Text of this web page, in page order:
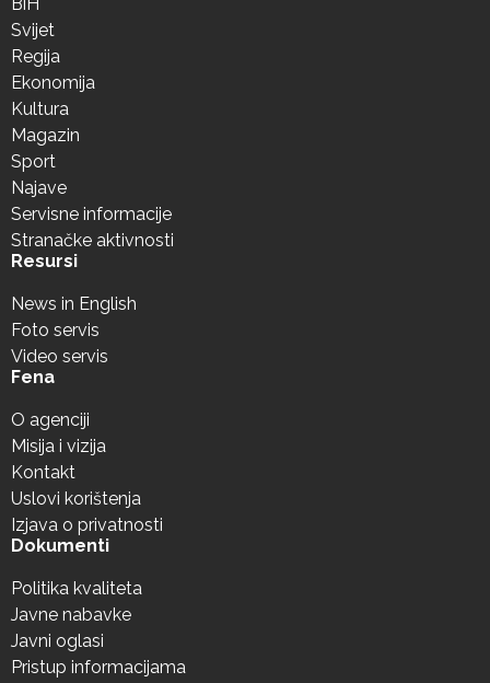
Svijet
Regija
Ekonomija
Kultura
Magazin
Sport
Najave
Servisne informacije
Stranačke aktivnosti
Resursi
News in English
Foto servis
Video servis
Fena
O agenciji
Misija i vizija
Kontakt
Uslovi korištenja
Izjava o privatnosti
Dokumenti
Politika kvaliteta
Javne nabavke
Javni oglasi
Pristup informacijama